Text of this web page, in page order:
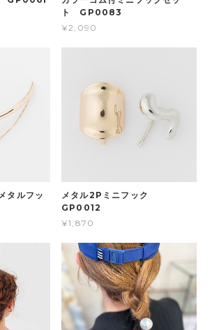
ト GP0083
¥2,090
タルフッ
メタル2Pミニフック
GP0012
¥1,870